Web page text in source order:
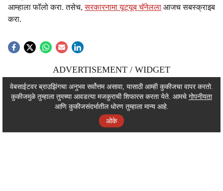
आम्हाला फॉलो करा. तसेच,सरकारनामा यूट्यूब चॅनेलला आजच सबस्क्राइब
करा.
ADVERTISEMENT / WIDGET
ADVERTISEMENT / WIDGET
ADVERTISEMENT / WIDGET
वेबसाईटवर ब्राउझिंगचा अनुभव सर्वोत्तम असावा, यासाठी आम्ही कुकीजचा वापर करतो.
कुकीजमुळे तुम्हाला तुमच्या आवडत्या मजकुराची शिफारस करता येते. आमचे गोपनीयता
आणि कुकीजसंदर्भातील धोरण तुम्हाला मान्य आहे.
ओके